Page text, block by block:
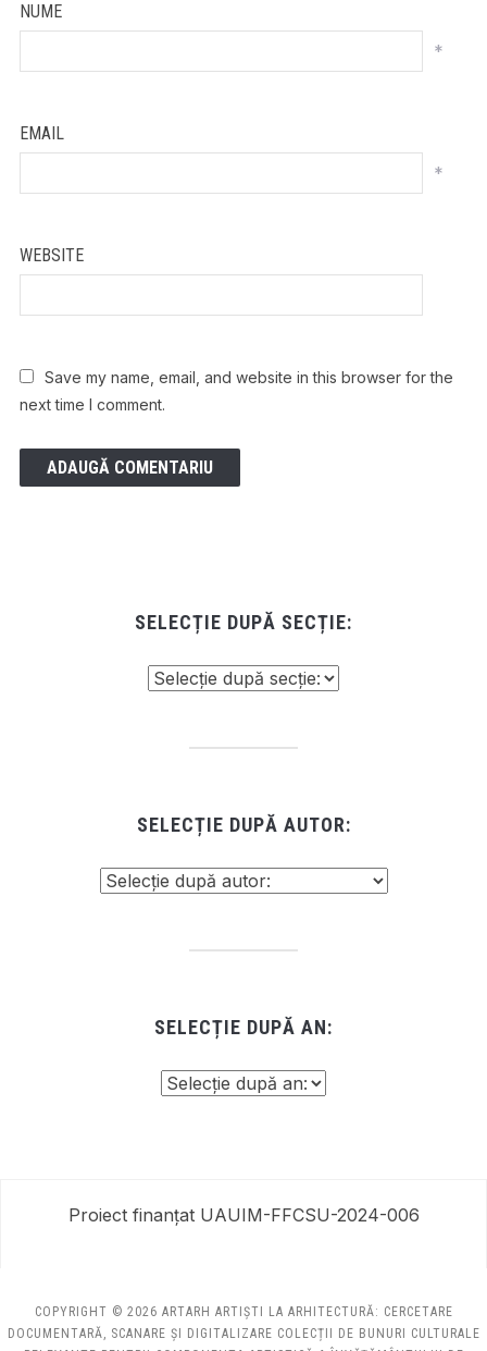
NUME
*
EMAIL
*
WEBSITE
Save my name, email, and website in this browser for the
next time I comment.
SELECȚIE DUPĂ SECȚIE:
SELECȚIE DUPĂ AUTOR:
SELECȚIE DUPĂ AN:
Proiect finanțat UAUIM-FFCSU-2024-006
COPYRIGHT © 2026 ARTARH ARTIȘTI LA ARHITECTURĂ: CERCETARE
DOCUMENTARĂ, SCANARE ȘI DIGITALIZARE COLECȚII DE BUNURI CULTURALE